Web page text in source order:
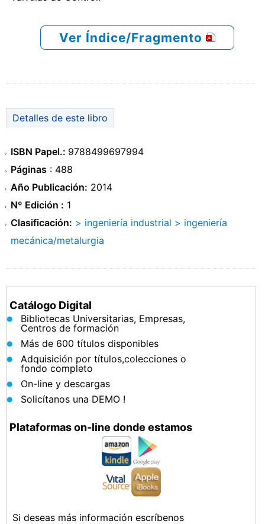
Ver Índice/Fragmento
Detalles de este libro
ISBN Papel.: 9788499697994
Páginas : 488
Año Publicación: 2014
Nº Edición : 1
Clasificación: > ingeniería industrial > ingeniería
mecánica/metalurgia
Catálogo Digital
Bibliotecas Universitarias, Empresas,
Centros de formación
Más de 600 títulos disponibles
Adquisición por títulos,colecciones o
fondo completo
On-line y descargas
Solicítanos una DEMO !
Plataformas on-line donde estamos
Si deseas más información escríbenos